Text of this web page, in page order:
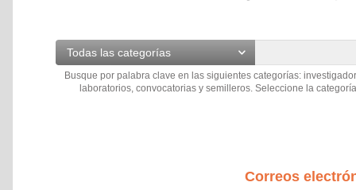
Todas las categorías
Busque por palabra clave en las siguientes categorías:
laboratorios, convocatorias y semilleros. Seleccione la
Correos